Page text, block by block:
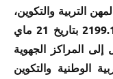
التربية والتكوين،
وعلى قرار وزير التربية الوطنية رقم 2199.12 بتاريخ 21 ماي
إلى المراكز الجهوية
الوطنية والتكوين